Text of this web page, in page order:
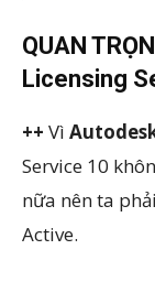
QUAN
Licensing
++ Vì
Service 10
nữa nên ta
Active.